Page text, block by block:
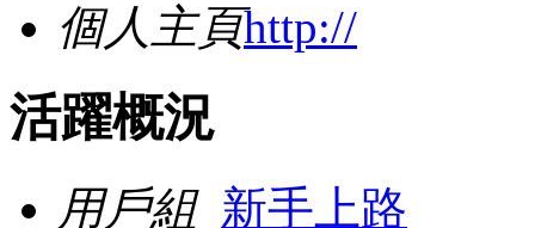
個人主頁http://
活躍概況
用戶組 新手上路